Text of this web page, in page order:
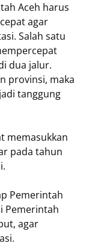
Aceh harus
agar
Salah satu
dua jalur.
provinsi, maka
tanggung
memasukkan
pada tahun
Pemerintah
Pemerintah
agar